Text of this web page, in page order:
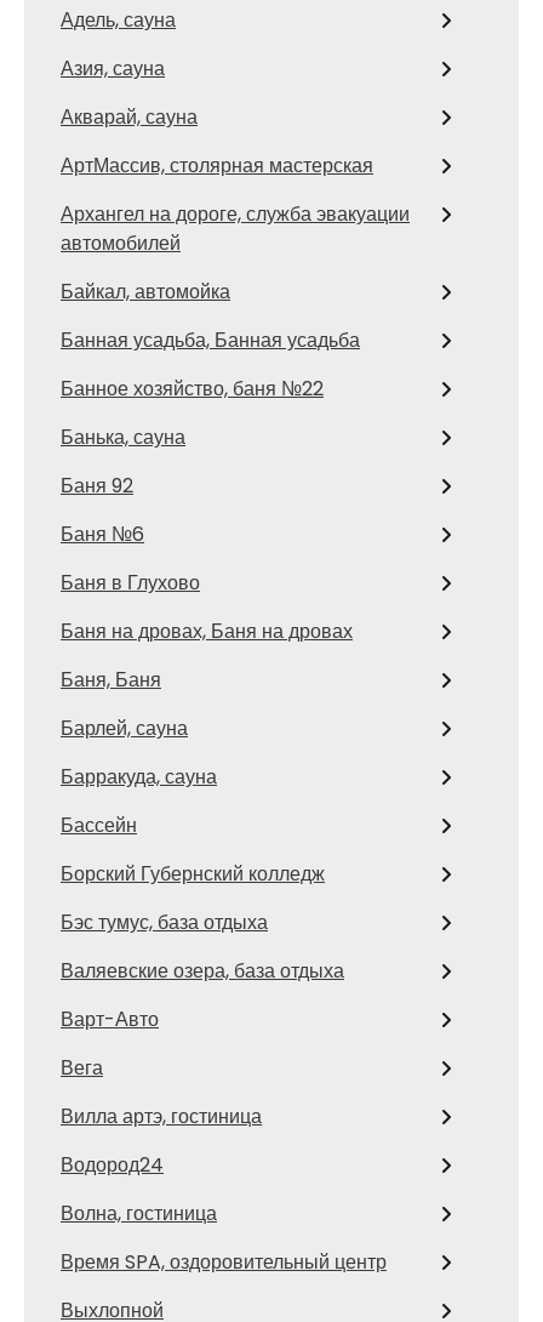
Адель, сауна
Азия, сауна
Акварай, сауна
АртМассив, столярная мастерская
Архангел на дороге, служба эвакуации
автомобилей
Байкал, автомойка
Банная усадьба, Банная усадьба
Банное хозяйство, баня №22
Банька, сауна
Баня 92
Баня №6
Баня в Глухово
Баня на дровах, Баня на дровах
Баня, Баня
Барлей, сауна
Барракуда, сауна
Бассейн
Борский Губернский колледж
Бэс тумус, база отдыха
Валяевские озера, база отдыха
Варт-Авто
Вега
Вилла артэ, гостиница
Водород24
Волна, гостиница
Время SPA, оздоровительный центр
Выхлопной